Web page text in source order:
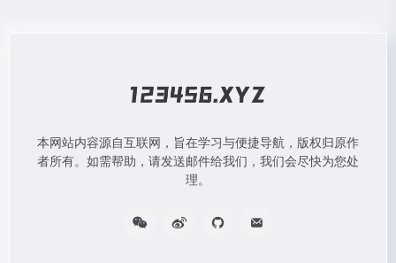
本网站内容源自互联网，旨在学习与便捷导航，版权归原作
者所有。如需帮助，请发送邮件给我们，我们会尽快为您处
理。